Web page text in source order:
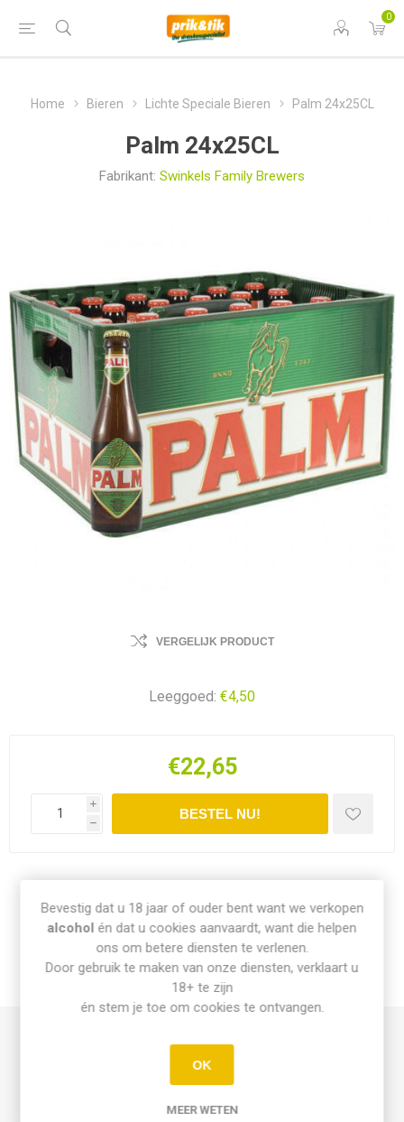
0
Home Bieren Lichte Speciale Bieren Palm 24x25CL
Palm 24x25CL
Fabrikant: Swinkels Family Brewers
VERGELIJK PRODUCT
Leeggoed: €4,50
€22,65
i
h
INFO PICK-UP & LEVERING
Di t.e.m. Za: Vandaag besteld vóór 15u = vandaag af te halen
vanaf 16u
Bevestig dat u 18 jaar of ouder bent want we verkopen
alcohol én dat u cookies aanvaardt, want die helpen
ons om betere diensten te verlenen.
Door gebruik te maken van onze diensten, verklaart u
18+ te zijn
én stem je toe om cookies te ontvangen.
OK
MEER WETEN